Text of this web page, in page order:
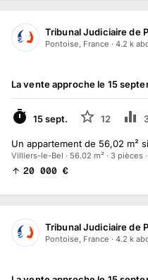
Tribunal Judiciaire de
Pontoise, France · 4.2 k
À VENIR
La vente approche le 15
15 sept. 12
Un appartement de 56,02 m²
Villiers-le-Bel · 56.02 m² · 3 pièces
20 000 €
Tribunal Judiciaire de
Pontoise, France · 4.2 k